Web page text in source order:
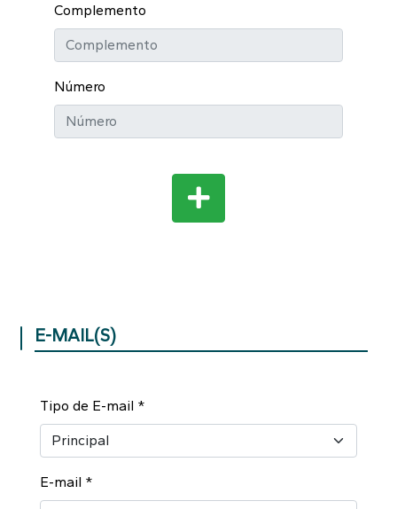
Complemento
Número
E-MAIL(S)
Tipo de E-mail *
E-mail *